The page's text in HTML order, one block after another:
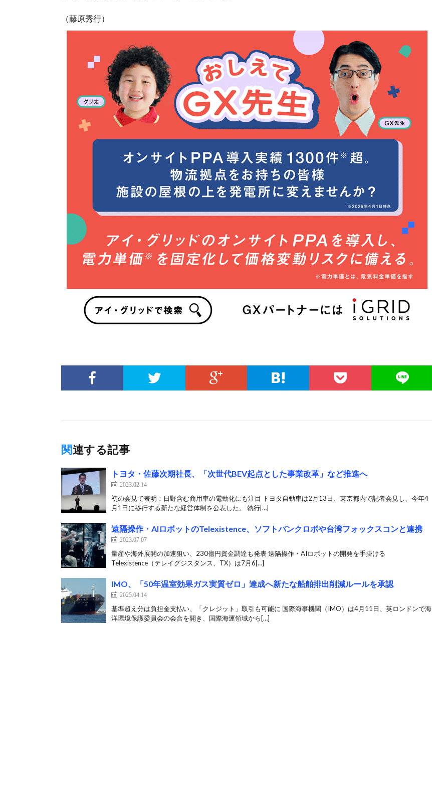
（藤原秀行）
関連する記事
トヨタ・佐藤次期社長、「次世代BEV起点とした事業改革」など推進へ
2023.02.14
初の会見で表明：日野含む商用車の電動化にも注目 トヨタ自動車は2月13日、東京都内で記者会見し、今年4
月1日に移行する新たな経営体制を公表した。 執行[…]
遠隔操作・AIロボットのTelexistence、ソフトバンクロボや台湾フォックスコンと連携
2023.07.07
量産や海外展開の加速狙い、230億円資金調達も発表 遠隔操作・AIロボットの開発を手掛ける
Telexistence（テレイグジスタンス、TX）は7月6[…]
IMO、「50年温室効果ガス実質ゼロ」達成へ新たな船舶排出削減ルールを承認
2025.04.14
基準超え分は負担金支払い、「クレジット」取引も可能に 国際海事機関（IMO）は4月11日、英ロンドンで海
洋環境保護委員会の会合を開き、国際海運領域から[…]